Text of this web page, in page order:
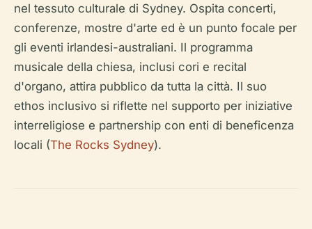
nel tessuto culturale di Sydney. Ospita concerti,
conferenze, mostre d'arte ed è un punto focale per
gli eventi irlandesi-australiani. Il programma
musicale della chiesa, inclusi cori e recital
d'organo, attira pubblico da tutta la città. Il suo
ethos inclusivo si riflette nel supporto per iniziative
interreligiose e partnership con enti di beneficenza
locali (The Rocks Sydney).